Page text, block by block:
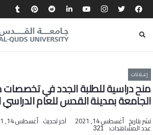
إعـلانات
منح دراسية للطلبة الجدد في
الجامعة بمدينة القدس للعام الدراسي الأول
نشر بتاريخ أغسطس 14, 2021 آخر تحديث أغسطس 14, 2021
عدد المشاهدات: 321